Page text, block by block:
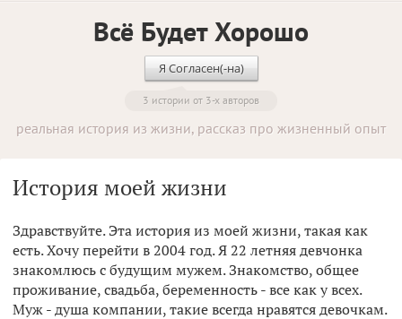
Всё Будет Хорошо
Я Согласен(-на)
3 истории от 3-х авторов
реальная история из жизни, рассказ про жизненный опыт
История моей жизни
Здравствуйте. Эта история из моей жизни, такая как
есть. Хочу перейти в 2004 год. Я 22 летняя девчонка
знакомлюсь с будущим мужем. Знакомство, общее
проживание, свадьба, беременность - все как у всех.
Муж - душа компании, такие всегда нравятся девочкам.